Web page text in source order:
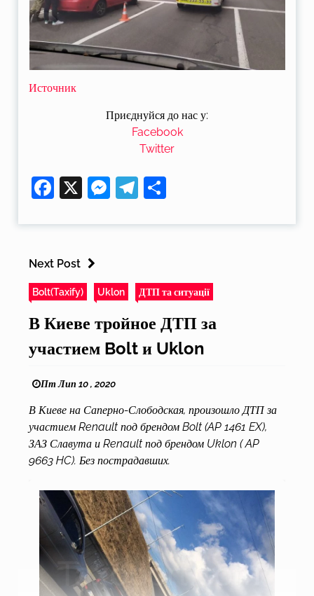
Источник
Facebook
X Messenger
Telegram
Приєднуйся до нас у:
Facebook
Twitter
Next Post
Bolt(Taxify) Uklon ДТП та ситуації
В Киеве тройное ДТП за
участием Bolt и Uklon
Пт Лип 10 , 2020
В Киеве на Саперно-Слободская, произошло ДТП за
участием Renault под брендом Bolt (AP 1461 EX),
ЗАЗ Славута и Renault под брендом Uklon ( AP
9663 HC). Без пострадавших.